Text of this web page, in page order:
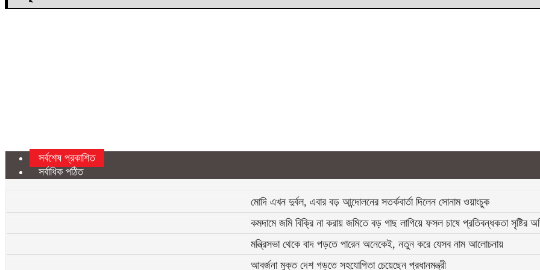
সর্বশেষ প্রকাশিত
সর্বাধিক পঠিত
মোদি এখন দুর্বল, এবার বড় আন্দোলনের সতর্কবার্তা দিলেন সোনাম ওয়াংচুক
কমদামে জমি বিক্রি না করায় জমিতে বড় গাছ লাগিয়ে ফসল চাষে প্রতিবন্ধকতা সৃষ্টির
মন্ত্রিসভা থেকে বাদ পড়তে পারেন অনেকেই, নতুন করে যেসব নাম আলোচনায়
আবর্জনা মুক্ত দেশ গড়তে সহযোগিতা চেয়েছেন প্রধানমন্ত্রী